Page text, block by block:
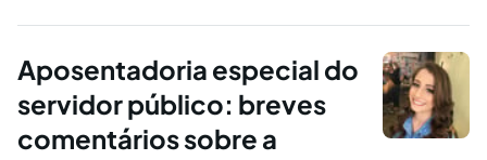
forma de provimento derivado de cargos públicos.
Aposentadoria especial do
servidor público: breves
comentários sobre a